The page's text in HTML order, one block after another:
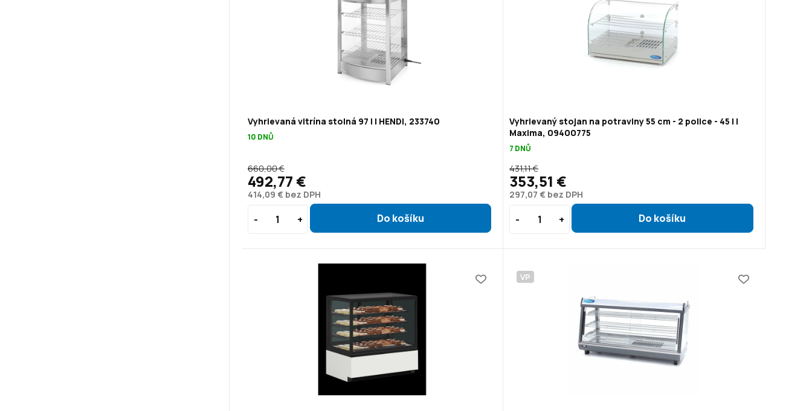
Vyhrievaná vitrína stolná 97 l | HENDI, 233740
10 DNŮ
414,09 € bez DPH
660,00 €
492,77 €
Vyhrievaný stojan na potraviny 55 cm - 2 police - 45 l |
Maxima, 09400775
7 DNŮ
297,07 € bez DPH
431,11 €
353,51 €
VP